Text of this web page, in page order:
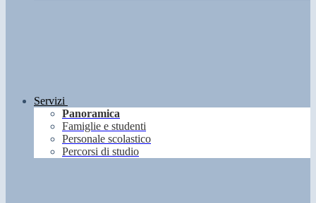
Servizi
Panoramica
Famiglie e studenti
Personale scolastico
Percorsi di studio